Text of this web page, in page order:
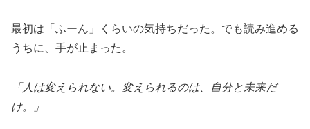
最初は「ふーん」くらいの気持ちだった。でも読み進める
うちに、手が止まった。
「人は変えられない。変えられるのは、自分と未来だ
け。」